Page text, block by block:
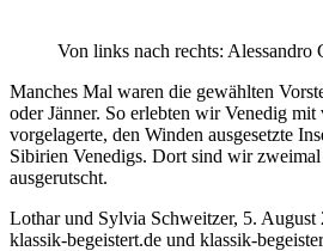
Von links nach rechts:
Manches Mal waren die gewählten
oder Jänner. So erlebten wir Venedig
vorgelagerte, den Winden ausgesetzte
Sibirien Venedigs. Dort sind wir
ausgerutscht.
Lothar und Sylvia Schweitzer, 5. August
klassik-begeistert.de und klassik-